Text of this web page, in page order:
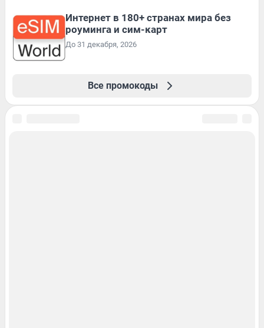
Интернет в 180+ странах мира без
роуминга и сим-карт
До 31 декабря, 2026
Все промокоды